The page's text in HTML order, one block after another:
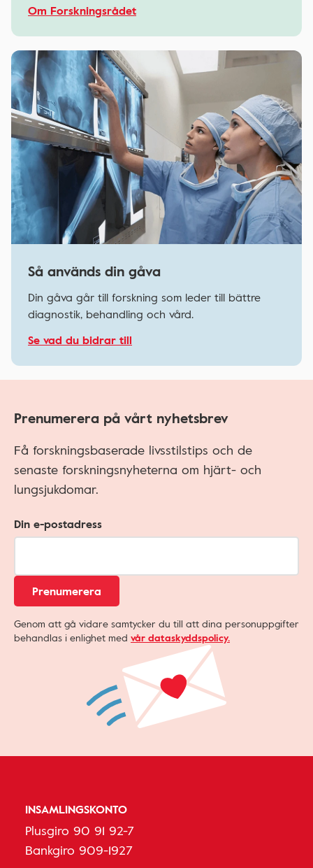
Om Forskningsrådet
Så används din gåva
Din gåva går till forskning som leder till bättre
diagnostik, behandling och vård.
Se vad du bidrar till
Prenumerera på vårt nyhetsbrev
Få forskningsbaserade livsstilstips och de
senaste forskningsnyheterna om hjärt- och
lungsjukdomar.
Din e-postadress
Prenumerera
Genom att gå vidare samtycker du till att dina personuppgifter
behandlas i enlighet med vår dataskyddspolicy.
INSAMLINGSKONTO
Plusgiro 90 91 92-7
Bankgiro 909-1927